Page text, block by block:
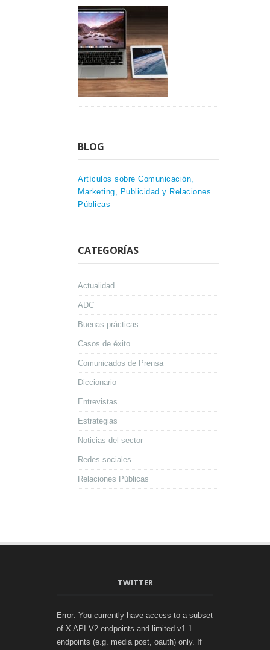
BLOG
Artículos sobre Comunicación,
Marketing, Publicidad y Relaciones
Públicas
CATEGORÍAS
Actualidad
ADC
Buenas prácticas
Casos de éxito
Comunicados de Prensa
Diccionario
Entrevistas
Estrategias
Noticias del sector
Redes sociales
Relaciones Públicas
TWITTER
Error: You currently have access to a subset
of X API V2 endpoints and limited v1.1
endpoints (e.g. media post, oauth) only. If